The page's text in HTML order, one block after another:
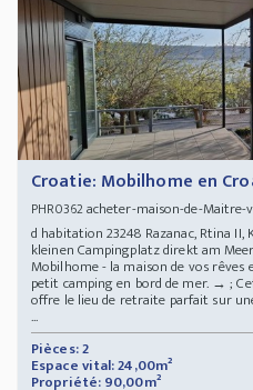
Croatie: Mobilhome en
PHR0362acheter-maison-de-Maitre-
d habitation 23248 Razanac, Rtina
kleinen Campingplatz direkt am
Mobilhome - la maison de vos rêves
petit camping en bord de mer. → ;
offre le lieu de retraite parfait sur
...
Pièces: 2
Espace vital: 24,00m²
Propriété: 90,00m²